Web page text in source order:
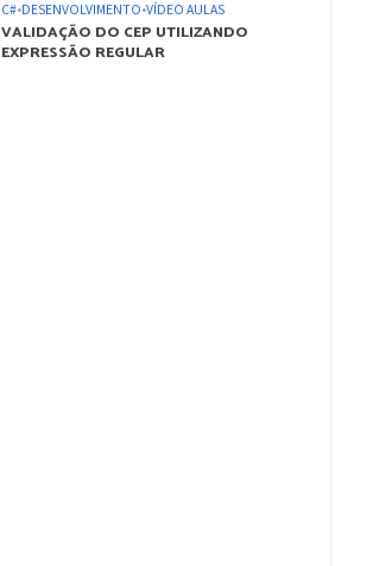
C#•DESENVOLVIMENTO•VÍDEO AULAS
VALIDAÇÃO DO CEP UTILIZANDO
EXPRESSÃO REGULAR